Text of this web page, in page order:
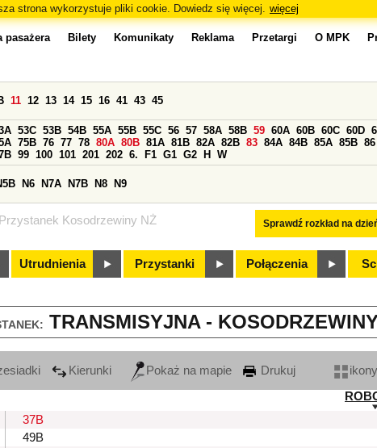
strona wykorzystuje pliki cookie. Dowiedz się więcej. więcej
Przystanek Kosodrzewiny NŻ
pasażera Bilety Komunikaty Reklama Przetargi O MPK
Sprawdź rozkład na
11 12 13 14 15 16 41 43 45
53C 53B 54B 55A 55B 55C 56 57 58A 58B 59 60A 60B 60C 60D
75B 76 77 78 80A 80B 81A 81B 82A 82B 83 84A 84B 85A 85B 86
99 100 101 201 202 6. F1 G1 G2 H W
N6 N7A N7B N8 N9
Utrudnienia Przystanki Połączenia
TRANSMISYJNA -
Kierunki Pokaż na mapie Drukuj ikony
37B
49B